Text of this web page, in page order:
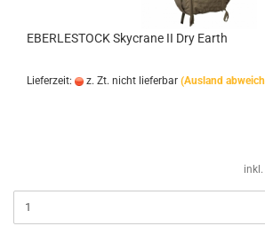
EBERLESTOCK Skycrane II Dry Earth
Lieferzeit: z. Zt. nicht lieferbar (Ausland